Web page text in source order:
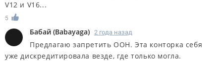
V12 и V16...
5
Бабай (Babayaga) 2 года назад
Предлагаю запретить ООН. Эта конторка себя
уже дискредитировала везде, где только могла.